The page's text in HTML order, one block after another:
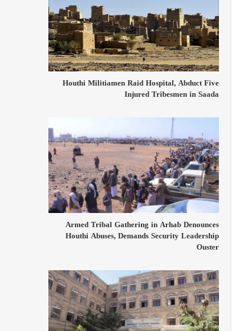
Houthi Militiamen Raid Hospital, Abduct Five
Injured Tribesmen in Saada
Armed Tribal Gathering in Arhab Denounces
Houthi Abuses, Demands Security Leadership
Ouster